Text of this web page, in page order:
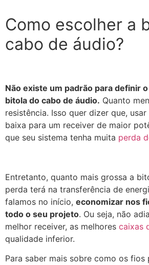
Como escolher a
cabo de áudio?
Não existe um padrão para definir
bitola do cabo de áudio. Quanto
resistência. Isso quer dizer que,
baixa para um receiver de maior
que seu sistema tenha muita perda
Entretanto, quanto mais grossa a
perda terá na transferência de
falamos no início, economizar nos
todo o seu projeto. Ou seja, não
melhor receiver, as melhores caixas
qualidade inferior.
Para saber mais sobre como os fios